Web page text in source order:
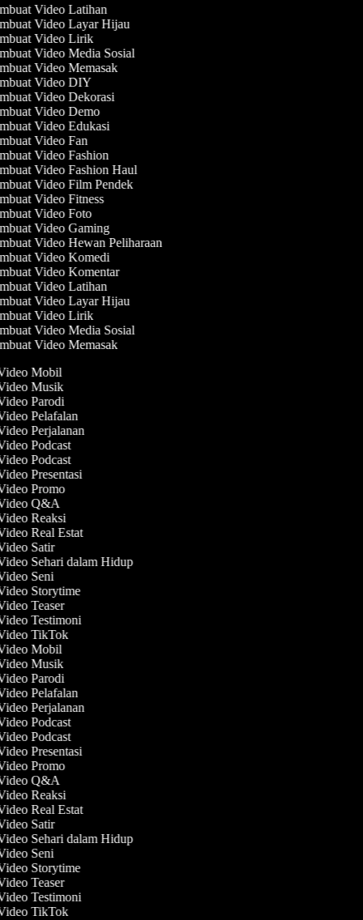
Video Latihan
Video Layar Hijau
Video Lirik
Video Media Sosial
Video Memasak
Video DIY
Video Dekorasi
Video Demo
Video Edukasi
Video Fan
Video Fashion
Video Fashion Haul
Video Film Pendek
Video Fitness
Video Foto
Video Gaming
Video Hewan Peliharaan
Video Komedi
Video Komentar
Video Latihan
Video Layar Hijau
Video Lirik
Video Media Sosial
Video Memasak
Mobil
Musik
Parodi
Pelafalan
Perjalanan
Podcast
Podcast
Presentasi
Promo
Video Q&A
Reaksi
Real Estat
Satir
Video Sehari dalam Hidup
Seni
Storytime
Teaser
Testimoni
TikTok
Mobil
Musik
Parodi
Pelafalan
Perjalanan
Podcast
Podcast
Presentasi
Promo
Video Q&A
Reaksi
Real Estat
Satir
Video Sehari dalam Hidup
Seni
Storytime
Teaser
Testimoni
TikTok